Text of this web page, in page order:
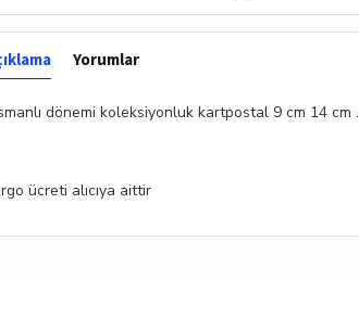
Yorumlar
dönemi koleksiyonluk kartpostal 9 cm 14 cm .
ücreti alıcıya aittir